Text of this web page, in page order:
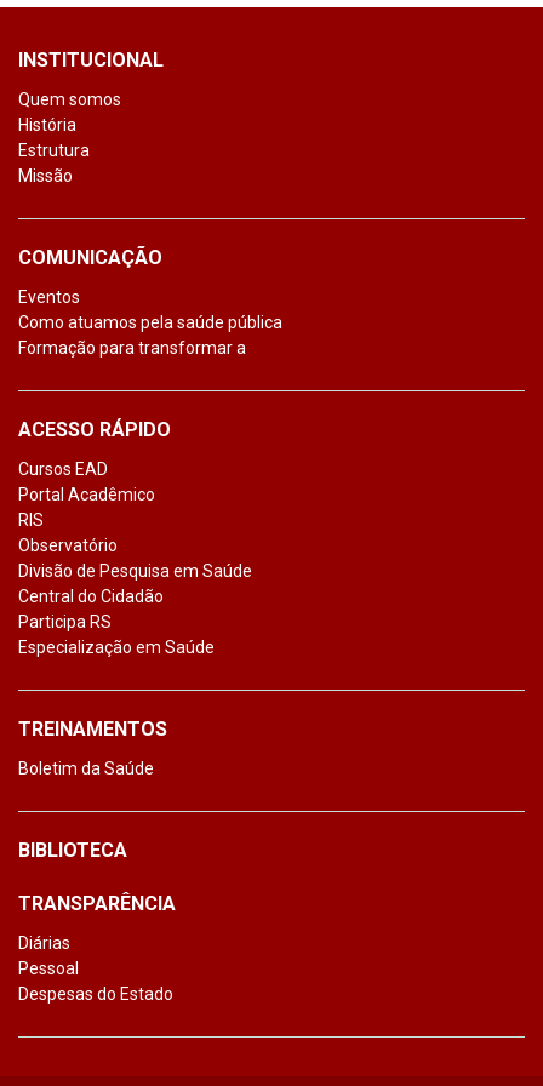
INSTITUCIONAL
Quem somos
História
Estrutura
Missão
COMUNICAÇÃO
Eventos
Como atuamos pela saúde pública
Formação para transformar a
ACESSO RÁPIDO
Cursos EAD
Portal Acadêmico
RIS
Observatório
Divisão de Pesquisa em Saúde
Central do Cidadão
Participa RS
Especialização em Saúde
TREINAMENTOS
Boletim da Saúde
BIBLIOTECA
TRANSPARÊNCIA
Diárias
Pessoal
Despesas do Estado